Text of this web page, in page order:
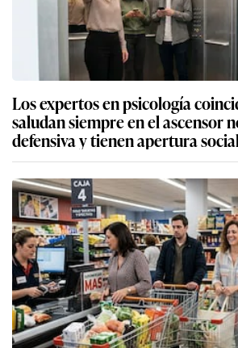
Los expertos en psicología
saludan siempre en el ascensor
defensiva y tienen apertura social